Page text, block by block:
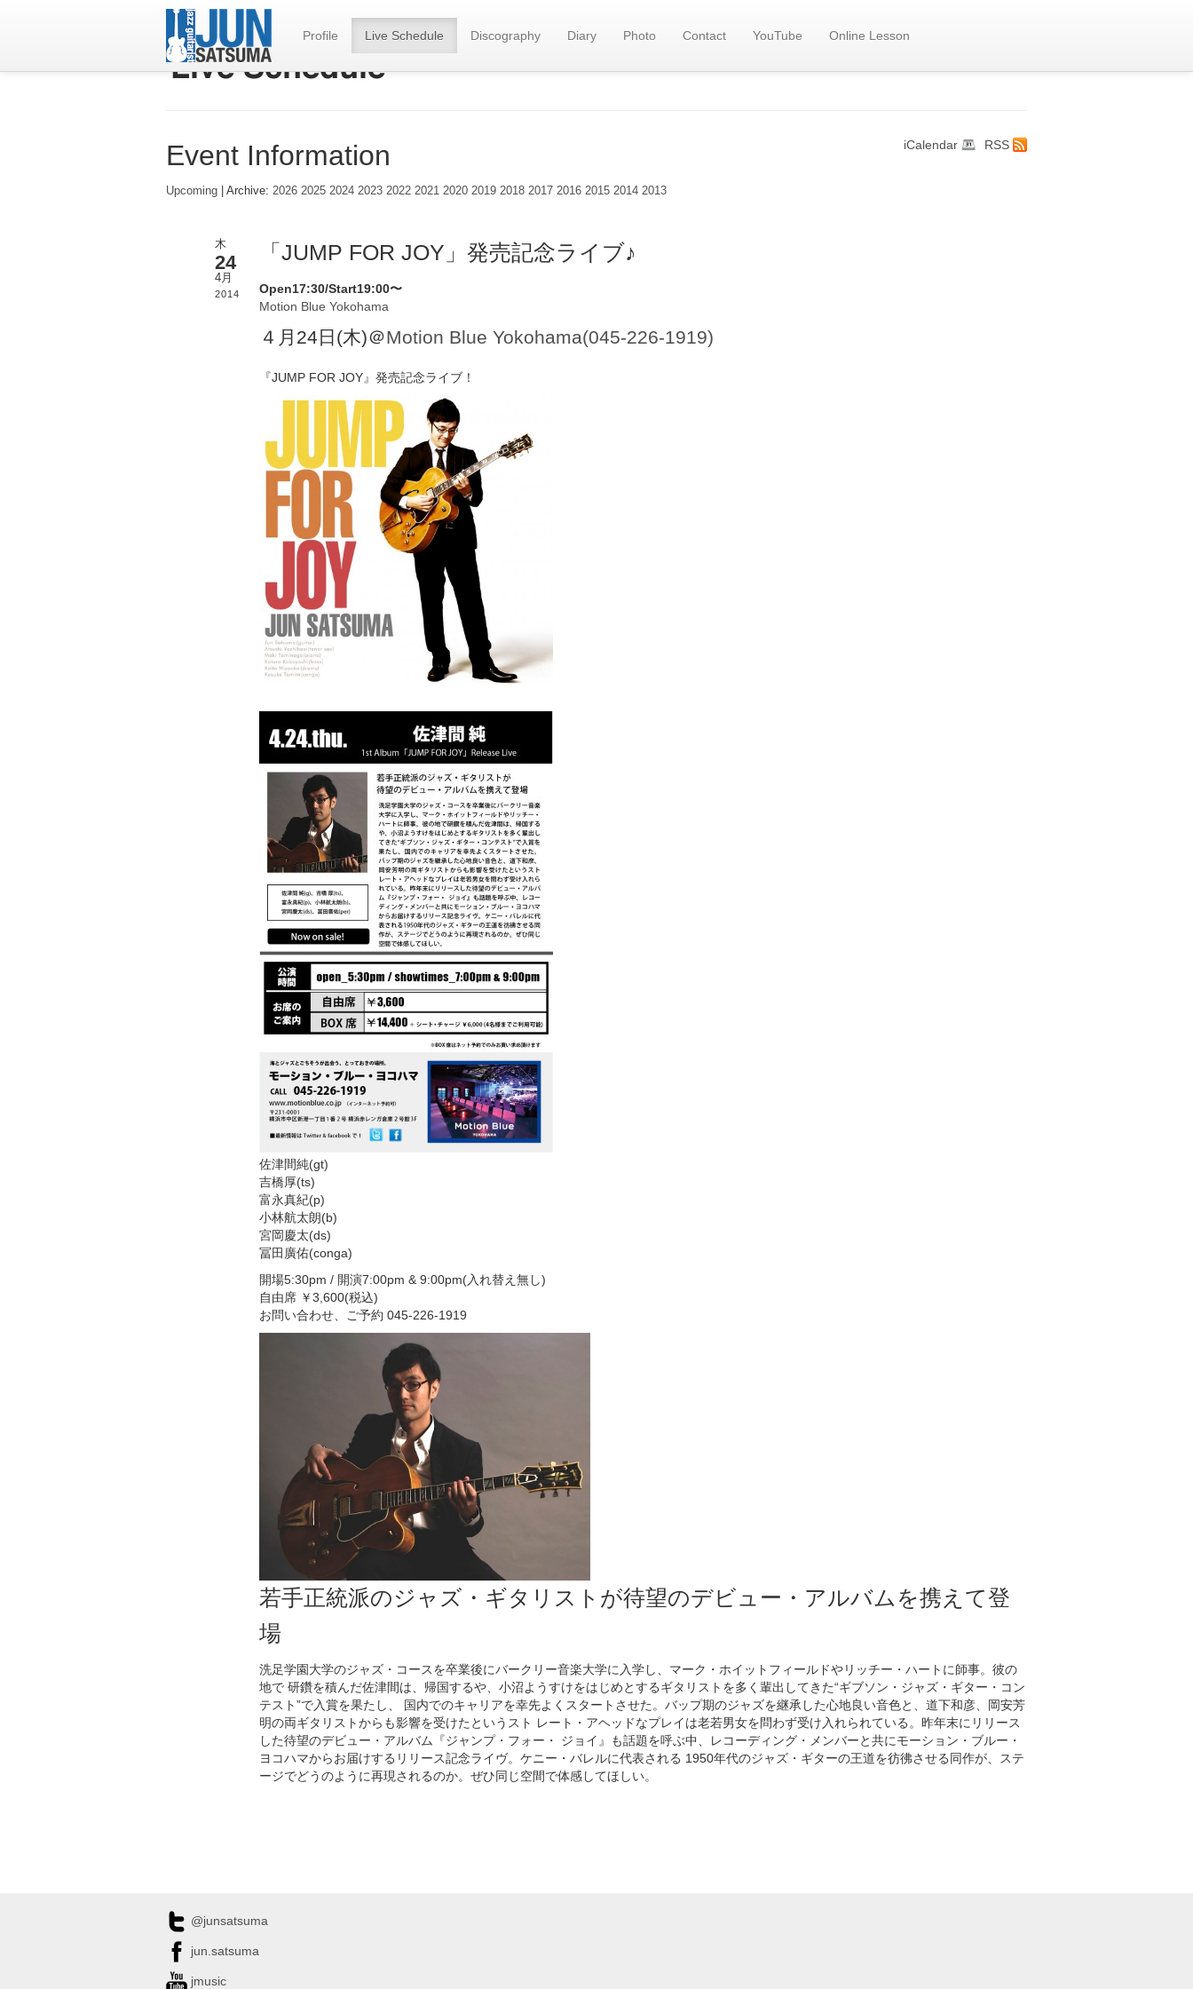
Profile Live Schedule Discography Diary Photo Contact YouTube Online Lesson
RSS
iCalendar
Event Information
Upcoming | Archive: 2026 2025 2024 2023 2022 2021 2020 2019 2018 2017 2016 2015 2014 2013
木
24
4月
2014
「JUMP FOR JOY」発売記念ライブ♪
Open17:30/Start19:00〜
Motion Blue Yokohama
４月24日(木)＠Motion Blue Yokohama(045-226-1919)
『JUMP FOR JOY』発売記念ライブ！
佐津間純(gt)
吉橋厚(ts)
富永真紀(p)
小林航太朗(b)
宮岡慶太(ds)
冨田廣佑(conga)
開場5:30pm / 開演7:00pm & 9:00pm(入れ替え無し)
自由席 ￥3,600(税込)
お問い合わせ、ご予約 045-226-1919
若手正統派のジャズ・ギタリストが待望のデビュー・アルバムを携えて登
場
洗足学園大学のジャズ・コースを卒業後にバークリー音楽大学に入学し、マーク・ホイットフィールドやリッチー・ハートに師事。彼の
地で 研鑽を積んだ佐津間は、帰国するや、小沼ようすけをはじめとするギタリストを多く輩出してきた“ギブソン・ジャズ・ギター・コン
テスト”で入賞を果たし、 国内でのキャリアを幸先よくスタートさせた。バップ期のジャズを継承した心地良い音色と、道下和彦、岡安芳
明の両ギタリストからも影響を受けたというスト レート・アヘッドなプレイは老若男女を問わず受け入れられている。昨年末にリリース
した待望のデビュー・アルバム『ジャンプ・フォー・ ジョイ』も話題を呼ぶ中、レコーディング・メンバーと共にモーション・ブルー・
ヨコハマからお届けするリリース記念ライヴ。ケニー・バレルに代表される 1950年代のジャズ・ギターの王道を彷彿させる同作が、ステ
ージでどうのように再現されるのか。ぜひ同じ空間で体感してほしい。
@junsatsuma
jun.satsuma
jmusic